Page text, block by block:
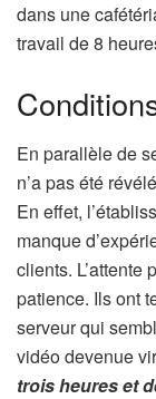
dans une
travail de 8
En parallèle de
n’a pas été
En effet,
manque
clients. L’attente
patience. Ils ont
serveur qui
vidéo devenue
trois heures et